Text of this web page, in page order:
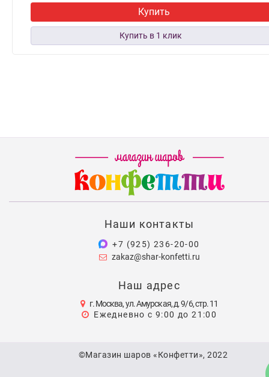
Купить
Наши контакты
+7 (925) 236-20-00
zakaz@shar-konfetti.ru
Наш адрес
г. Москва, ул. Амурская, д. 9/6, стр. 11
Ежедневно с 9:00 до 21:00
©Магазин шаров «Конфетти», 2022